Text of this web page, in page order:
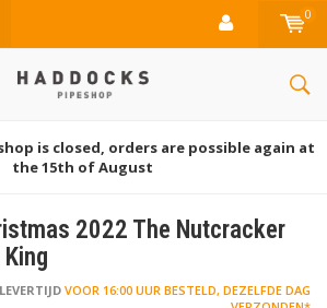
0
is closed, orders are possible again at
the 15th of August
2022 The Nutcracker
LEVERTIJD VOOR 16:00 UUR BESTELD, DEZELFDE DAG